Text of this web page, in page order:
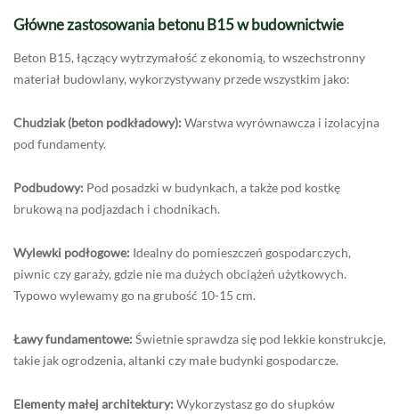
Główne zastosowania betonu B15 w budownictwie
Beton B15, łączący wytrzymałość z ekonomią, to wszechstronny
materiał budowlany, wykorzystywany przede wszystkim jako:
Chudziak (beton podkładowy): Warstwa wyrównawcza i izolacyjna
pod fundamenty.
Podbudowy: Pod posadzki w budynkach, a także pod kostkę
brukową na podjazdach i chodnikach.
Wylewki podłogowe: Idealny do pomieszczeń gospodarczych,
piwnic czy garaży, gdzie nie ma dużych obciążeń użytkowych.
Typowo wylewamy go na grubość 10-15 cm.
Ławy fundamentowe: Świetnie sprawdza się pod lekkie konstrukcje,
takie jak ogrodzenia, altanki czy małe budynki gospodarcze.
Elementy małej architektury: Wykorzystasz go do słupków